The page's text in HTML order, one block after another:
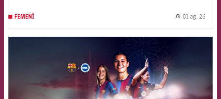
FEMENÍ 01 ag. 26
FCB Barcelona badge